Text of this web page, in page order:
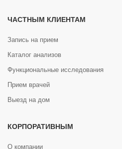
ЧАСТНЫМ КЛИЕНТАМ
Запись на прием
Каталог анализов
Функциональные исследования
Прием врачей
Выезд на дом
КОРПОРАТИВНЫМ
О компании